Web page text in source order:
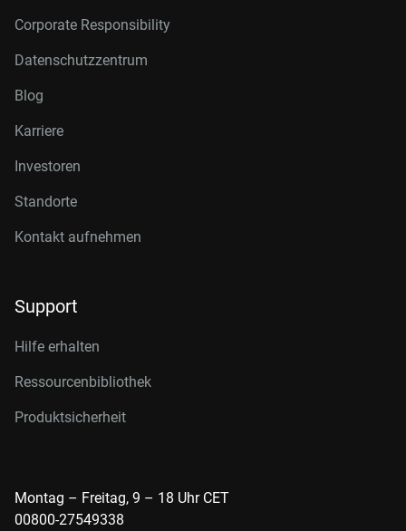
Corporate Responsibility
Datenschutzzentrum
Blog
Karriere
Investoren
Standorte
Kontakt aufnehmen
Support
Hilfe erhalten
Ressourcenbibliothek
Produktsicherheit
Montag – Freitag, 9 – 18 Uhr CET
00800-27549338